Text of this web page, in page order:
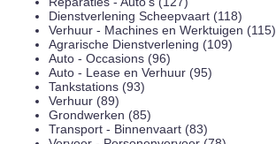
Dienstverlening Scheepvaart (118)
Verhuur - Machines en Werktuigen (115)
Agrarische Dienstverlening (109)
Auto - Occasions (96)
Auto - Lease en Verhuur (95)
Tankstations (93)
Verhuur (89)
Grondwerken (85)
Transport - Binnenvaart (83)